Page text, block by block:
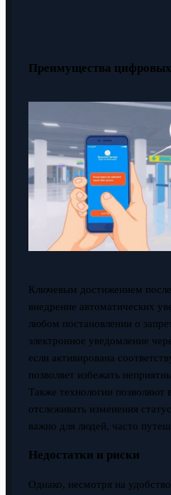
Преимущества
Ключевым достижением
внедрение автоматических
любом постановлении о
электронное уведомление
если активирована
позволяет избежать
Также технологии позволяют
отслеживать изменения
важно для людей, часто
Недостатки и риски
Однако, несмотря на